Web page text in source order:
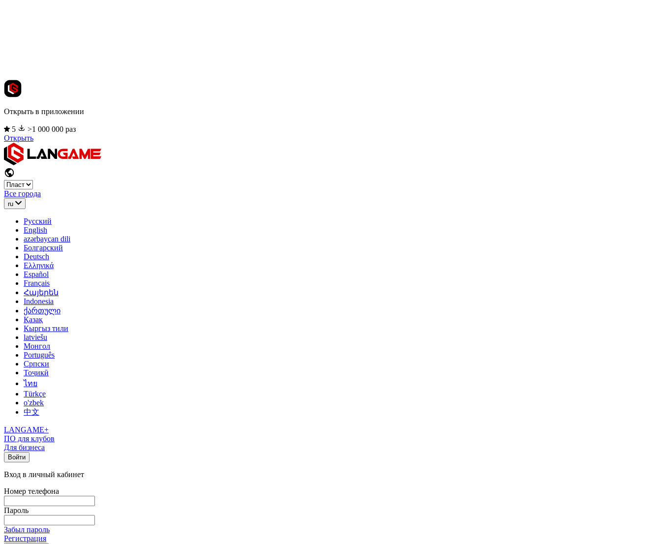
Открыть в приложении
5
>1 000 000 раз
Открыть
Все города
ru
Русский
English
azərbaycan dili
Болгарский
Deutsch
Ελληνικά
Español
Français
Հայերեն
Indonesia
ქართული
Қазақ
Кыргыз тили
latviešu
Монгол
Português
Српски
Тоҷикӣ
ไทย
Türkçe
o'zbek
中文
LANGAME+
ПО для клубов
Для бизнеса
Войти
Вход в личный кабинет
Номер телефона
Пароль
Забыл пароль
Регистрация